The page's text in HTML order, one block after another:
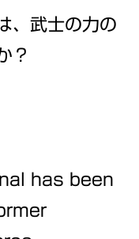
、武士の力の
？
has been